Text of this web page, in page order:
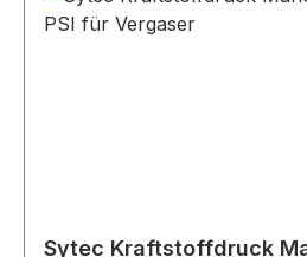
Sytec Kraftstoffdruck